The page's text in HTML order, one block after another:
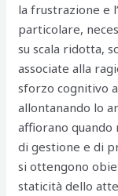
la frustrazione e
particolare,
su scala ridotta,
associate alla
sforzo cognitivo
allontanando lo
affiorano quando
di gestione e di
si ottengono
staticità dello